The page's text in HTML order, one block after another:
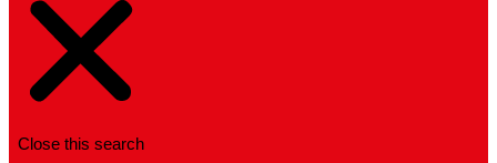
Close this search